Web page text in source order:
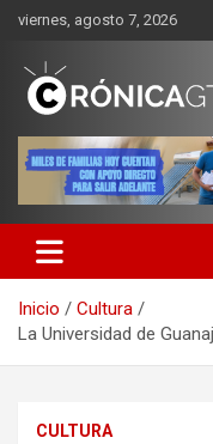
Saltar
contenido
viernes, agosto 7, 2026
CRONICA
Inicio
Cultura
La Universidad de
CULTURA